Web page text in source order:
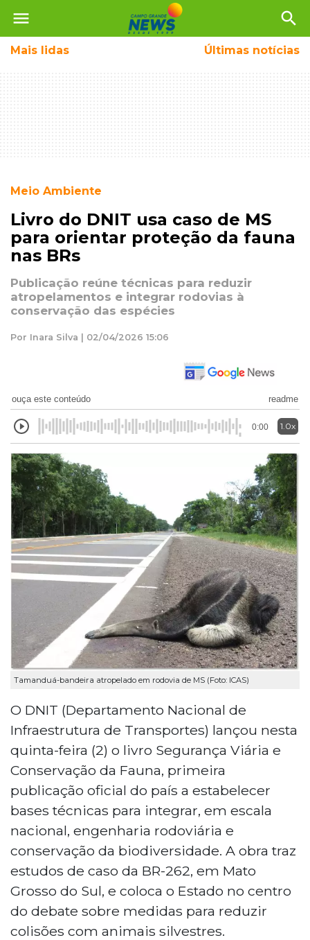
menu search
Mais lidas Últimas notícias
Meio Ambiente
Livro do DNIT usa caso de MS
para orientar proteção da fauna
nas BRs
Publicação reúne técnicas para reduzir
atropelamentos e integrar rodovias à
conservação das espécies
Por Inara Silva | 02/04/2026 15:06
ouça este conteúdo readme
0:00 1.0x
Tamanduá-bandeira atropelado em rodovia de MS (Foto: ICAS)
O DNIT (Departamento Nacional de
Infraestrutura de Transportes) lançou nesta
quinta-feira (2) o livro Segurança Viária e
Conservação da Fauna, primeira
publicação oficial do país a estabelecer
bases técnicas para integrar, em escala
nacional, engenharia rodoviária e
conservação da biodiversidade. A obra traz
estudos de caso da BR-262, em Mato
Grosso do Sul, e coloca o Estado no centro
do debate sobre medidas para reduzir
colisões com animais silvestres.